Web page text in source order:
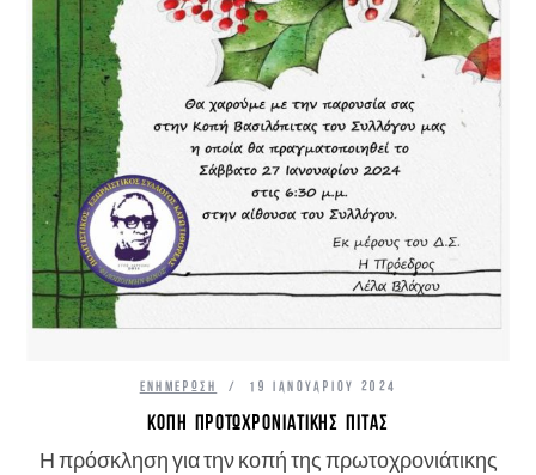
ΕΝΗΜΈΡΩΣΗ 19 ΙΑΝΟΥΑΡΊΟΥ 2024
ΚΟΠΉ ΠΡΟΤΩΧΡΟΝΙΆΤΙΚΗΣ ΠΊΤΑΣ
Η πρόσκληση για την κοπή της πρωτοχρονιάτικης